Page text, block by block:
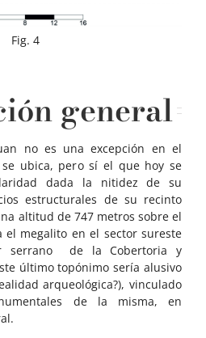
Fig. 4
general
no es una excepción en el
ubica, pero sí el que hoy se
dada la nitidez de su
estructurales de su recinto
altitud de 747 metros sobre el
megalito en el sector sureste
serrano de la Cobertoria y
último topónimo sería alusivo
arqueológica?), vinculado
de la misma, en